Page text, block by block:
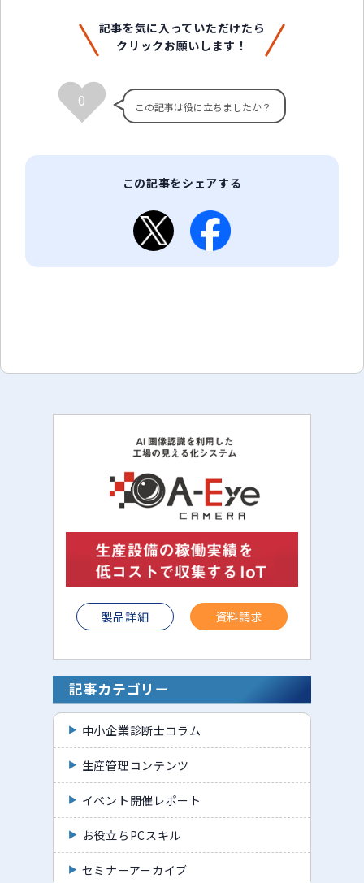
記事を気に入っていただけたら
クリックお願いします！
0
この記事をシェアする
製品詳細 資料請求
記事カテゴリー
中小企業診断士コラム
生産管理コンテンツ
イベント開催レポート
お役立ちPCスキル
セミナーアーカイブ